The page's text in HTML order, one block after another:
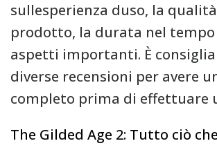
sullesperienza duso, la
prodotto, la durata nel
aspetti importanti. È
diverse recensioni per avere
completo prima di effettuare
The Gilded Age 2: Tutto ciò